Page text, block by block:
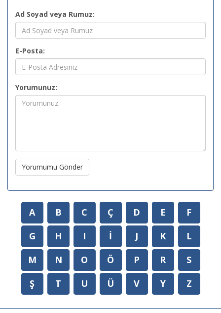
Ad Soyad veya Rumuz:
E-Posta:
Yorumunuz:
Yorumumu Gönder
A B C Ç D E
F
G
H I İ J K
L
M
N O Ö P R
S
Ş
T U Ü V Y Z